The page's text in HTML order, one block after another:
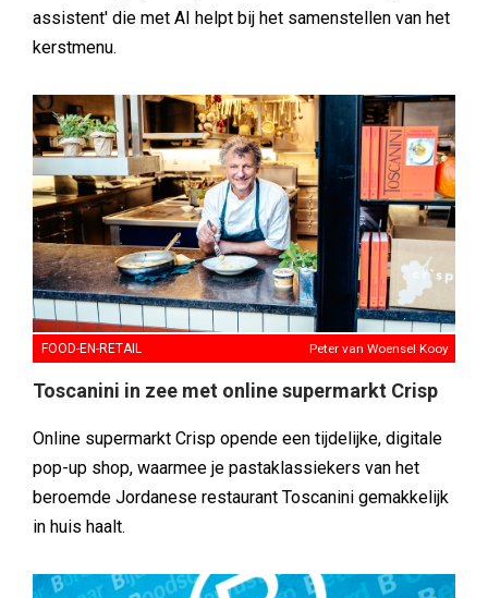
assistent' die met AI helpt bij het samenstellen van het
kerstmenu.
FOOD-EN-RETAIL Peter van Woensel Kooy
Toscanini in zee met online supermarkt Crisp
Online supermarkt Crisp opende een tijdelijke, digitale
pop-up shop, waarmee je pastaklassiekers van het
beroemde Jordanese restaurant Toscanini gemakkelijk
in huis haalt.